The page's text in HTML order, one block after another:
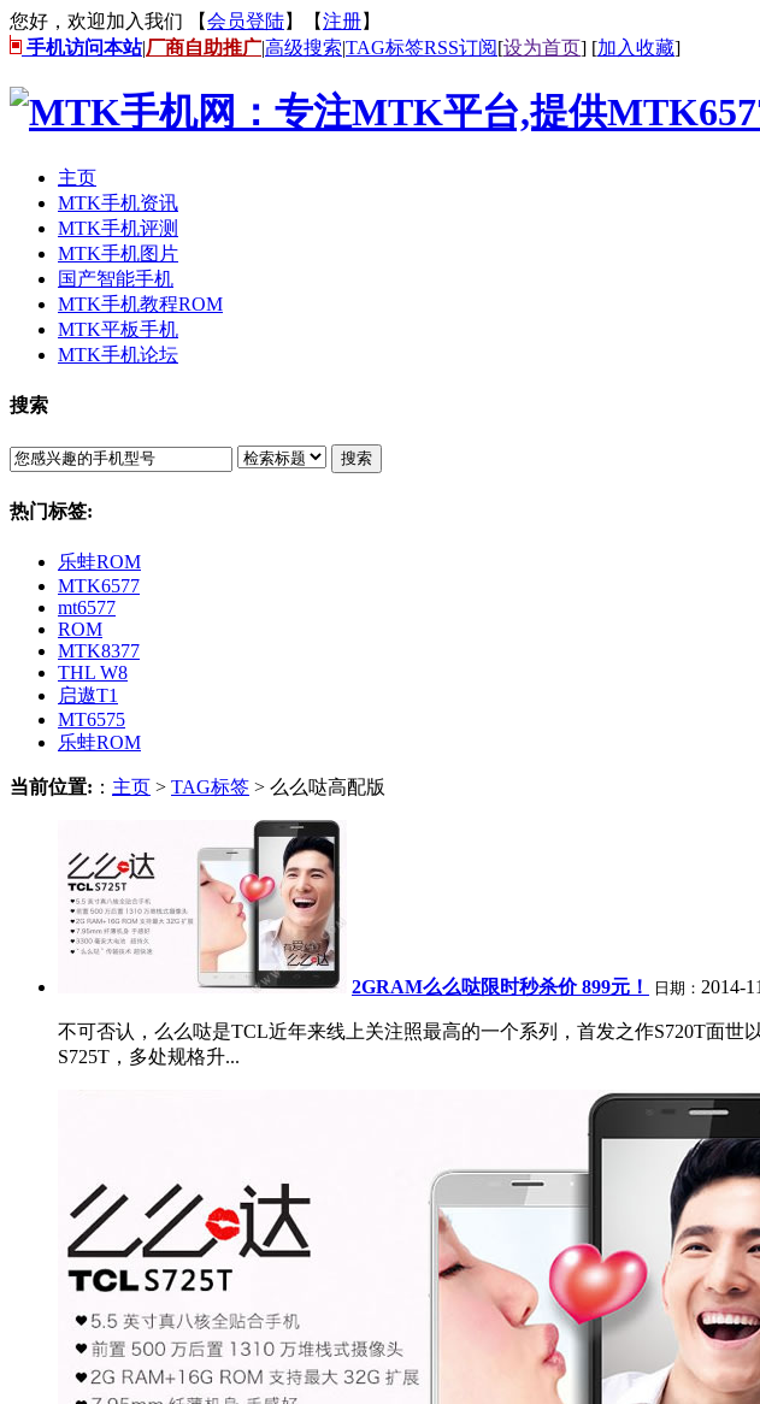
您好，欢迎加入我们 【会员登陆】【注册】
手机访问本站|厂商自助推广|高级搜索|TAG标签RSS订阅[设为首页] [加入收藏]
主页
MTK手机资讯
MTK手机评测
MTK手机图片
国产智能手机
MTK手机教程ROM
MTK平板手机
MTK手机论坛
搜索
搜索
热门标签:
乐蛙ROM
MTK6577
mt6577
ROM
MTK8377
THL W8
启遨T1
MT6575
乐蛙ROM
当前位置: ： 主页 > TAG标签 > 么么哒高配版
2GRAM么么哒限时秒杀价 899元！ 日期： 2014-
不可否认，么么哒是TCL近年来线上关注照最高的一个系列，首发之作S720T面
S725T，多处规格升...